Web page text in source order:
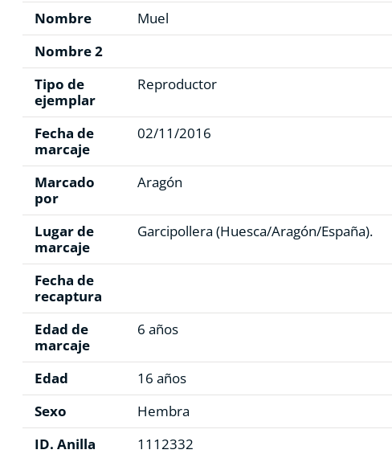
Nombre
Muel
Nombre 2
Tipo de
ejemplar
Reproductor
Fecha de
marcaje
02/11/2016
Marcado
por
Aragón
Lugar de
marcaje
Garcipollera (Huesca/Aragón/España).
Fecha de
recaptura
Edad de
marcaje
6 años
Edad
16 años
Sexo
Hembra
ID. Anilla
1112332